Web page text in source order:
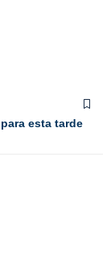
esta tarde